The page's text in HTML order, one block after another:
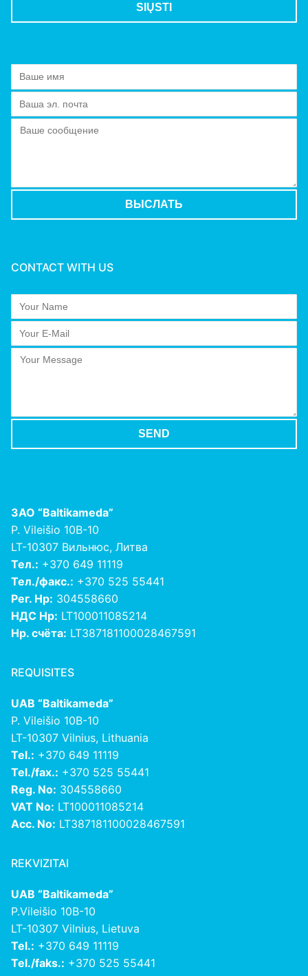
CONTACT WITH US
ЗАО “Baltikameda”
P. Vileišio 10B-10
LT-10307 Вильнюс, Литва
Тел.: +370 649 11119
Тел./факс.: +370 525 55441
Рег. Нр: 304558660
НДС Нр: LT100011085214
Нр. счёта: LT387181100028467591
REQUISITES
UAB “Baltikameda”
P. Vileišio 10B-10
LT-10307 Vilnius, Lithuania
Tel.: +370 649 11119
Tel./fax.: +370 525 55441
Reg. No: 304558660
VAT No: LT100011085214
Acc. No: LT387181100028467591
REKVIZITAI
UAB “Baltikameda”
P.Vileišio 10B-10
LT-10307 Vilnius, Lietuva
Tel.: +370 649 11119
Tel./faks.: +370 525 55441